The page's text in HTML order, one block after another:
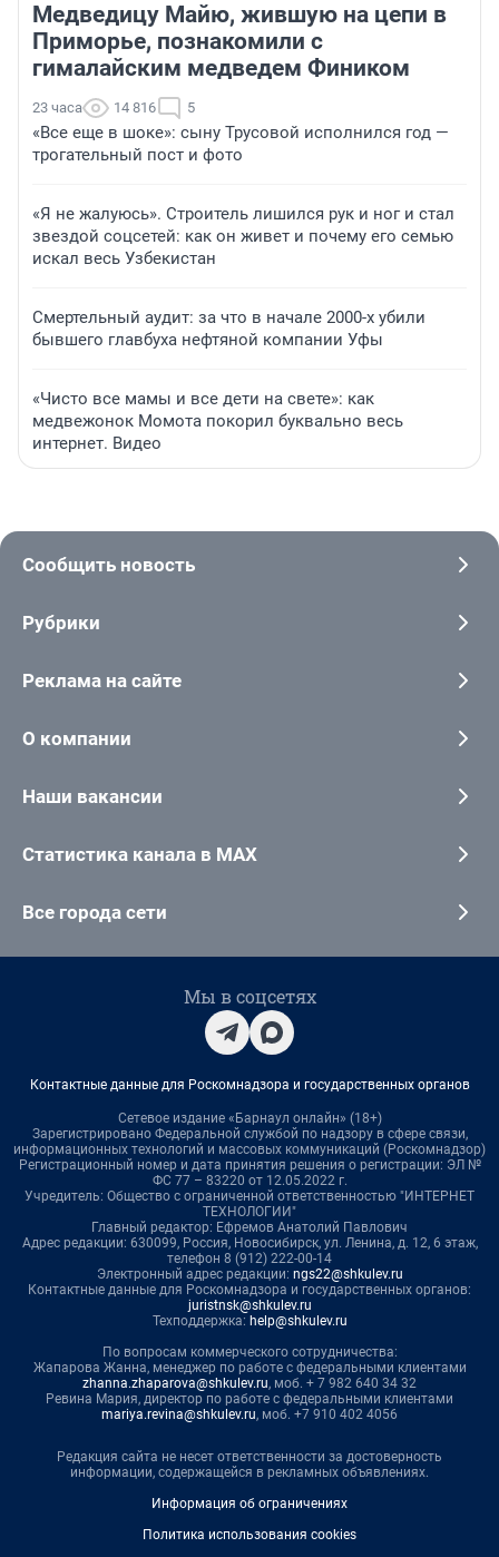
Медведицу Майю, жившую на цепи в
Приморье, познакомили с
гималайским медведем Фиником
23 часа 14 816 5
«Все еще в шоке»: сыну Трусовой исполнился год —
трогательный пост и фото
«Я не жалуюсь». Строитель лишился рук и ног и стал
звездой соцсетей: как он живет и почему его семью
искал весь Узбекистан
Смертельный аудит: за что в начале 2000-х убили
бывшего главбуха нефтяной компании Уфы
«Чисто все мамы и все дети на свете»: как
медвежонок Момота покорил буквально весь
интернет. Видео
Сообщить новость
Рубрики
Реклама на сайте
О компании
Наши вакансии
Статистика канала в MAX
Все города сети
Мы в соцсетях
Контактные данные для Роскомнадзора и государственных органов
Сетевое издание «Барнаул онлайн» (18+)
Зарегистрировано Федеральной службой по надзору в сфере связи,
информационных технологий и массовых коммуникаций (Роскомнадзор)
Регистрационный номер и дата принятия решения о регистрации: ЭЛ №
ФС 77 – 83220 от 12.05.2022 г.
Учредитель: Общество с ограниченной ответственностью "ИНТЕРНЕТ
ТЕХНОЛОГИИ"
Главный редактор: Ефремов Анатолий Павлович
Адрес редакции: 630099, Россия, Новосибирск, ул. Ленина, д. 12, 6 этаж,
телефон 8 (912) 222-00-14
Электронный адрес редакции: ngs22@shkulev.ru
Контактные данные для Роскомнадзора и государственных органов:
juristnsk@shkulev.ru
Техподдержка: help@shkulev.ru
По вопросам коммерческого сотрудничества:
Жапарова Жанна, менеджер по работе с федеральными клиентами
zhanna.zhaparova@shkulev.ru, моб. + 7 982 640 34 32
Ревина Мария, директор по работе с федеральными клиентами
mariya.revina@shkulev.ru, моб. +7 910 402 4056
Редакция сайта не несет ответственности за достоверность
информации, содержащейся в рекламных объявлениях.
Информация об ограничениях
Политика использования cookies